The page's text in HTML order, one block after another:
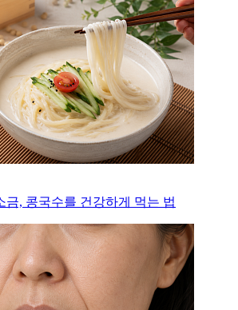
금, 콩국수를 건강하게 먹는 법